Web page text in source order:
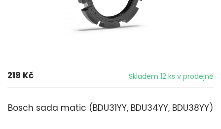
219 Kč Skladem 12 ks v prodejně
Bosch sada matic (BDU31YY, BDU34YY, BDU38YY)